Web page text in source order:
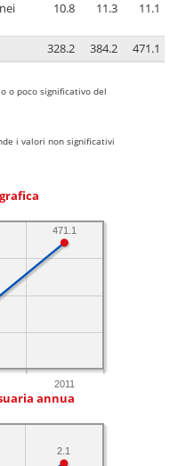
10.8 11.3 11.1
328.2 384.2 471.1
o poco significativo del
i valori non significativi
2011
471.1
annua
2.1